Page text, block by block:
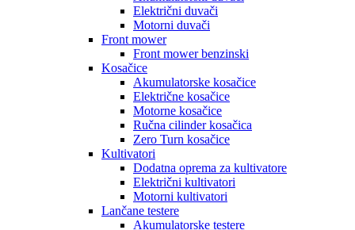
Električni duvači
Motorni duvači
Front mower
Front mower benzinski
Kosačice
Akumulatorske kosačice
Električne kosačice
Motorne kosačice
Ručna cilinder kosačica
Zero Turn kosačice
Kultivatori
Dodatna oprema za kultivatore
Električni kultivatori
Motorni kultivatori
Lančane testere
Akumulatorske testere